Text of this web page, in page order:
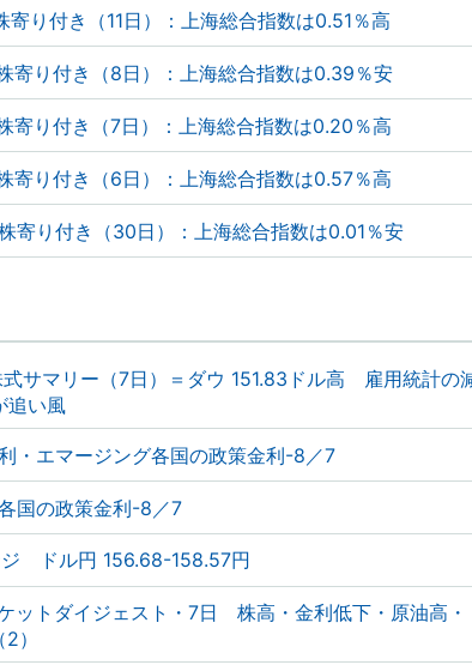
寄り付き（11日）：上海総合指数は0.51％高
寄り付き（8日）：上海総合指数は0.39％安
寄り付き（7日）：上海総合指数は0.20％高
寄り付き（6日）：上海総合指数は0.57％高
寄り付き（30日）：上海総合指数は0.01％安
サマリー（7日）＝ダウ 151.83ドル高 雇用統計の
追い風
・エマージング各国の政策金利-8／7
国の政策金利-8／7
ドル円 156.68-158.57円
ットダイジェスト・7日 株高・金利低下・原油高・
）